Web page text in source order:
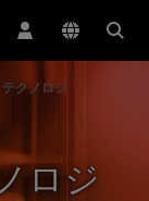
クノロジ
ロジ